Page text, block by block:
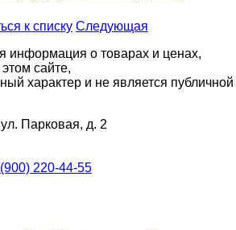
к списку Следующая
о товарах и ценах,
сайте,
характер и не является публичной
Парковая, д. 2
220-44-55